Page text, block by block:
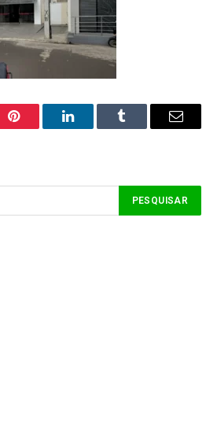
Pinterest LinkedInTumblr Email